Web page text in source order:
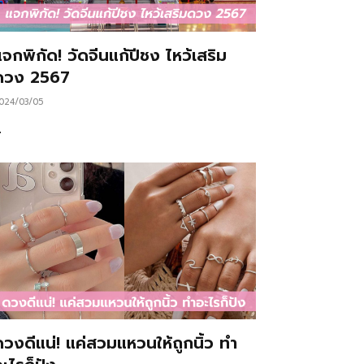
กพิกัด! วัดจีนแก้ปีชง ไหว้เสริม
ง 2567
03/05
งดีแน่! แค่สวมแหวนให้ถูกนิ้ว ทำ